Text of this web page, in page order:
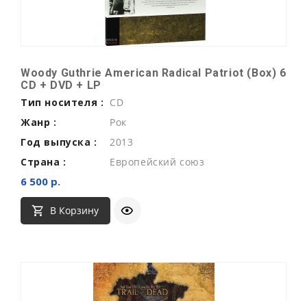
Woody Guthrie American Radical Patriot (Box) 6
CD + DVD + LP
Тип носителя : CD
Жанр :
Рок
Год выпуска :
2013
Страна :
Европейский союз
6 500 р.
В Корзину